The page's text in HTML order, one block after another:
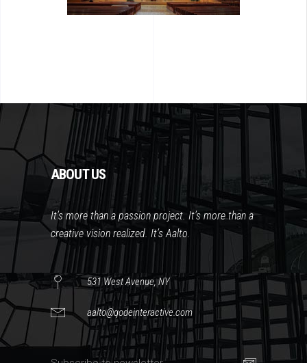
ABOUT US
It’s more than a passion project. It’s more than a
creative vision realized. It’s Aalto.
531 West Avenue, NY
aalto@qodeinteractive.com